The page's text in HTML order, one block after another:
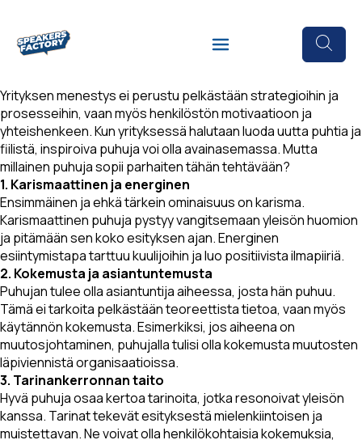
Yrityksen menestys ei perustu pelkästään strategioihin ja
prosesseihin, vaan myös henkilöstön motivaatioon ja
yhteishenkeen. Kun yrityksessä halutaan luoda uutta puhtia ja
fiilistä, inspiroiva puhuja voi olla avainasemassa. Mutta
millainen puhuja sopii parhaiten tähän tehtävään?
1. Karismaattinen ja energinen
Ensimmäinen ja ehkä tärkein ominaisuus on karisma.
Karismaattinen puhuja pystyy vangitsemaan yleisön huomion
ja pitämään sen koko esityksen ajan. Energinen
esiintymistapa tarttuu kuulijoihin ja luo positiivista ilmapiiriä.
2. Kokemusta ja asiantuntemusta
Puhujan tulee olla asiantuntija aiheessa, josta hän puhuu.
Tämä ei tarkoita pelkästään teoreettista tietoa, vaan myös
käytännön kokemusta. Esimerkiksi, jos aiheena on
muutosjohtaminen, puhujalla tulisi olla kokemusta muutosten
läpiviennistä organisaatioissa.
3. Tarinankerronnan taito
Hyvä puhuja osaa kertoa tarinoita, jotka resonoivat yleisön
kanssa. Tarinat tekevät esityksestä mielenkiintoisen ja
muistettavan. Ne voivat olla henkilökohtaisia kokemuksia,